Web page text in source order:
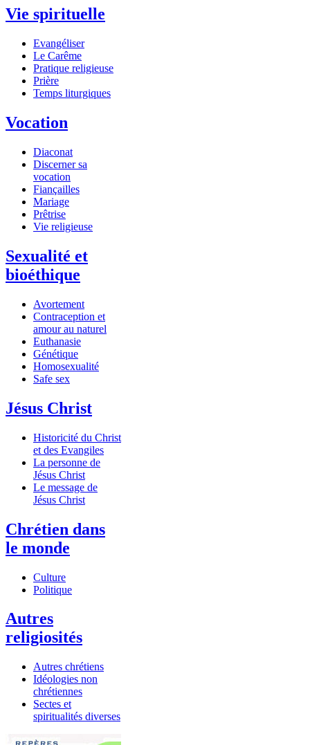
Vie spirituelle
Evangéliser
Le Carême
Pratique religieuse
Prière
Temps liturgiques
Vocation
Diaconat
Discerner sa
vocation
Fiançailles
Mariage
Prêtrise
Vie religieuse
Sexualité et
bioéthique
Avortement
Contraception et
amour au naturel
Euthanasie
Génétique
Homosexualité
Safe sex
Jésus Christ
Historicité du Christ
et des Evangiles
La personne de
Jésus Christ
Le message de
Jésus Christ
Chrétien dans
le monde
Culture
Politique
Autres
religiosités
Autres chrétiens
Idéologies non
chrétiennes
Sectes et
spiritualités diverses